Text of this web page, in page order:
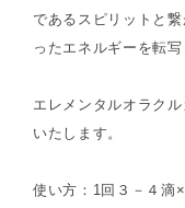
であるスピリットと
ったエネルギーを転
エレメンタルオラク
いたします。
使い方：1回３－４滴